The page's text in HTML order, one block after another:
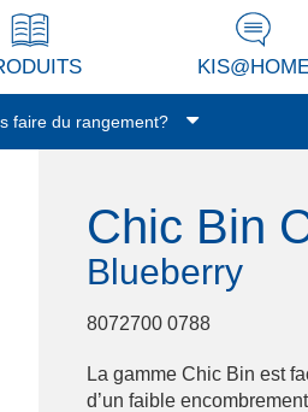
faire du rangement?
Chic Bin
Blueberry
8072700 0788
La gamme Chic Bin est
d’un faible